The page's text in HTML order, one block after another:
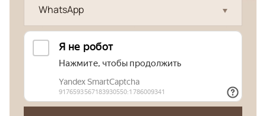
WhatsApp